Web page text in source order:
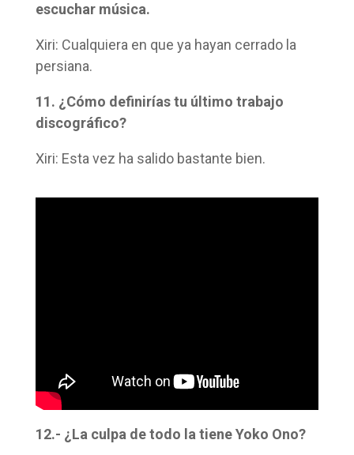
escuchar música.
Xiri: Cualquiera en que ya hayan cerrado la
persiana.
11. ¿Cómo definirías tu último trabajo
discográfico?
Xiri: Esta vez ha salido bastante bien.
12.- ¿La culpa de todo la tiene Yoko Ono?